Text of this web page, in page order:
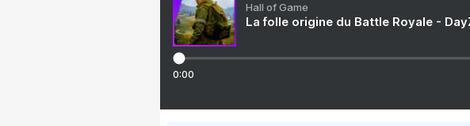
Hall of Game
La folle origine du Battle Royale -
0:00